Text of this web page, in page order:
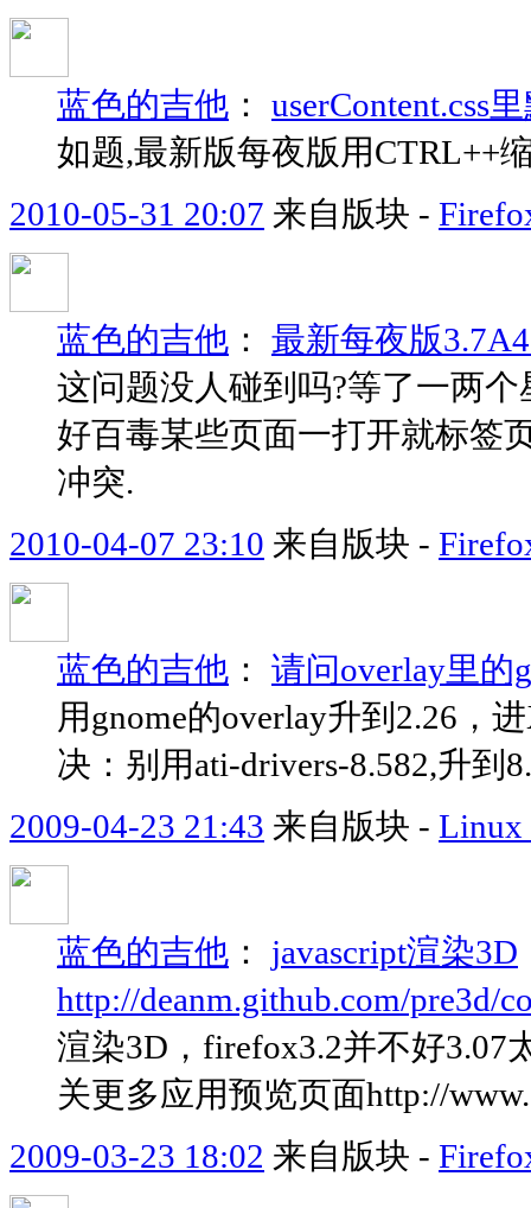
蓝色的吉他 ： userContent.css
如题,最新版每夜版用CTRL++
2010-05-31 20:07 来自版块 -
蓝色的吉他 ： 最新每夜版
这问题没人碰到吗?等了一两
好百毒某些页面一打开就标签
冲突.
2010-04-07 23:10 来自版块 -
蓝色的吉他 ： 请问overlay里的
用gnome的overlay升到2.26，
决：别用ati-drivers-8.582,升到
2009-04-23 21:43 来自版块 - Linux
蓝色的吉他 ： javascript渲染3D
http://deanm.github.com/pre3d/
渲染3D，firefox3.2并不好3.07
关更多应用预览页面http://
2009-03-23 18:02 来自版块 -